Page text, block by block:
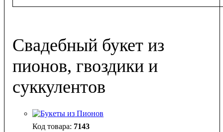
Свадебный букет из
пионов, гвоздики и
суккулентов
7143